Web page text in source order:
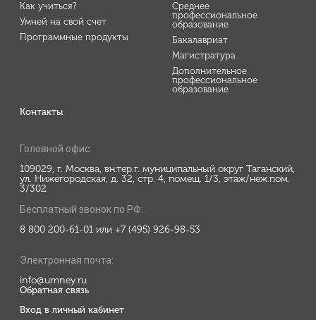
Как учиться?
Умней на свой счет
Программные продукты
Среднее
профессиональное
образование
Бакалавриат
Магистратура
Дополнительное
профессиональное
образование
Контакты
Головной офис:
109029, г. Москва, вн.тер.г. муниципальный округ Таганский,
ул. Нижегородская, д. 32, стр. 4, помещ. 1/3, этаж/неж.пом.
3/302
Бесплатный звонок по РФ:
8 800 200-61-01 или +7 (495) 926-98-53
Электронная почта:
info@umney.ru
Обратная связь
Вход в личный кабинет